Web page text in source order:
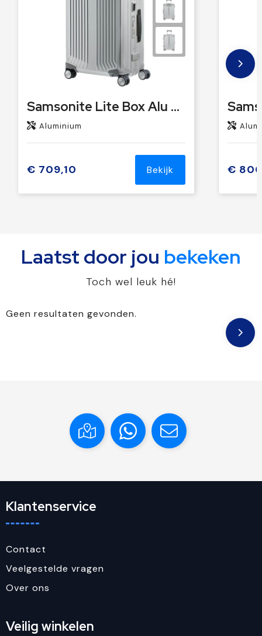
Samsonite Lite Box Alu Spinner 55
Aluminium
€ 709,10 Bekijk €
Laatst door jou bekeken
Toch wel leuk hé!
Geen resultaten gevonden.
Klantenservice
Contact
Veelgestelde vragen
Over ons
Veilig winkelen